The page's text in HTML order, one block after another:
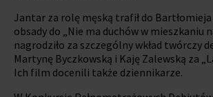
Jantar za rolę męską trafił do Bartłomieja
obsady do „Nie ma duchów w mieszkaniu
nagrodziło za szczególny wkład twórczy
Martynę Byczkowską i Kaję Zalewską za
Ich film docenili także dziennikarze.